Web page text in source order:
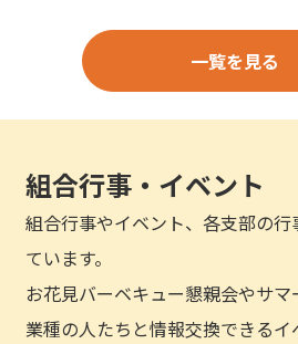
一覧を見る
組合行事・イベント
組合行事やイベント、各支部の
ています。
お花見バーベキュー懇親会やサ
業種の人たちと情報交換できる